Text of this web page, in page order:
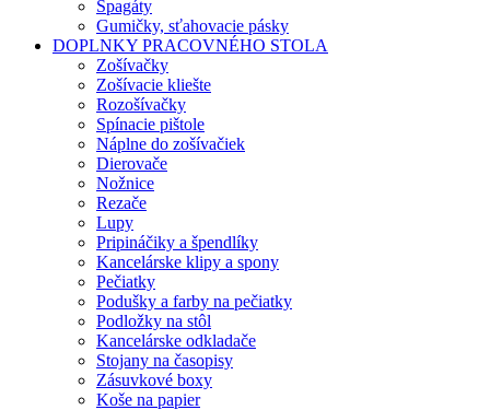
Špagáty
Gumičky, sťahovacie pásky
DOPLNKY PRACOVNÉHO STOLA
Zošívačky
Zošívacie kliešte
Rozošívačky
Spínacie pištole
Náplne do zošívačiek
Dierovače
Nožnice
Rezače
Lupy
Pripináčiky a špendlíky
Kancelárske klipy a spony
Pečiatky
Podušky a farby na pečiatky
Podložky na stôl
Kancelárske odkladače
Stojany na časopisy
Zásuvkové boxy
Koše na papier